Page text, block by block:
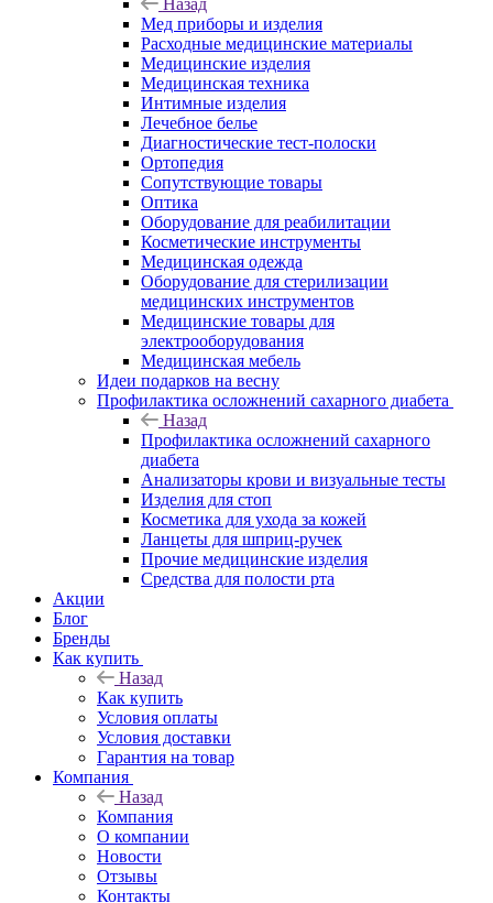
Назад
Мед приборы и изделия
Расходные медицинские материалы
Медицинские изделия
Медицинская техника
Интимные изделия
Лечебное белье
Диагностические тест-полоски
Ортопедия
Сопутствующие товары
Оптика
Оборудование для реабилитации
Косметические инструменты
Медицинская одежда
Оборудование для стерилизации
медицинских инструментов
Медицинские товары для
электрооборудования
Медицинская мебель
Идеи подарков на весну
Профилактика осложнений сахарного диабета
Назад
Профилактика осложнений сахарного
диабета
Анализаторы крови и визуальные тесты
Изделия для стоп
Косметика для ухода за кожей
Ланцеты для шприц-ручек
Прочие медицинские изделия
Средства для полости рта
Акции
Блог
Бренды
Как купить
Назад
Как купить
Условия оплаты
Условия доставки
Гарантия на товар
Компания
Назад
Компания
О компании
Новости
Отзывы
Контакты